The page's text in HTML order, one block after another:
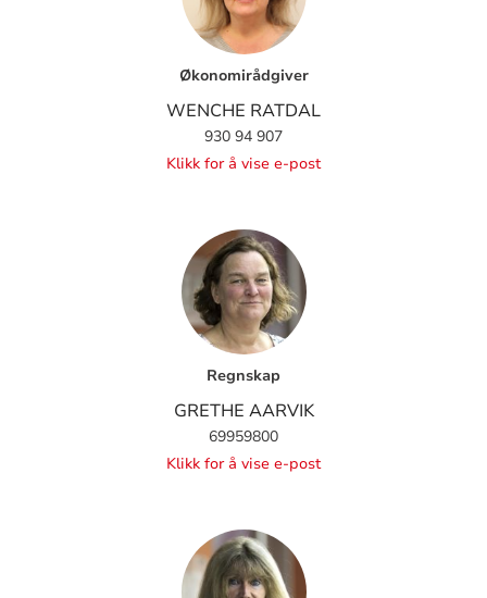
Økonomirådgiver
WENCHE RATDAL
930 94 907
Klikk for å vise e-post
Regnskap
GRETHE AARVIK
69959800
Klikk for å vise e-post